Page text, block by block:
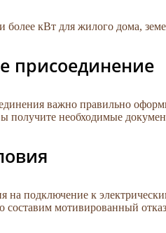
кВт для жилого дома,
присоединение
важно правильно
получите необходимые
подключение к
составим мотивированный отказ